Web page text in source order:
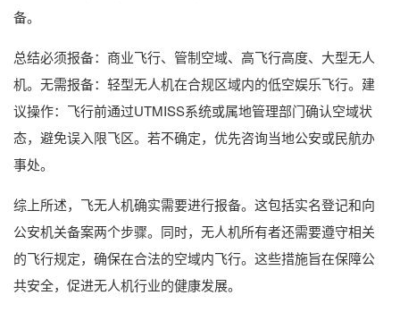
备。
总结必须报备：商业飞行、管制空域、高飞行高度、大型无人
机。无需报备：轻型无人机在合规区域内的低空娱乐飞行。建
议操作：飞行前通过UTMISS系统或属地管理部门确认空域状
态，避免误入限飞区。若不确定，优先咨询当地公安或民航办
事处。
综上所述，飞无人机确实需要进行报备。这包括实名登记和向
公安机关备案两个步骤。同时，无人机所有者还需要遵守相关
的飞行规定，确保在合法的空域内飞行。这些措施旨在保障公
共安全，促进无人机行业的健康发展。